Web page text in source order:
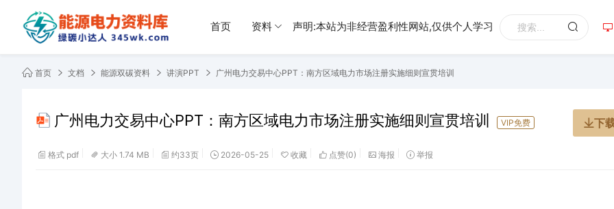
首页 资料 声明:本站为非经营盈利性网站,仅供个人学习
首页 文档 能源双碳资料 讲演PPT 广州电力交易中心PPT：南方区域电力市场注册实施细则宣贯培训
广州电力交易中心PPT：南方区域电力市场注册实施细则宣贯培训 VIP免费 下
格式 pdf 大小 1.74 MB 约33页 2026-05-25 收藏 点赞(0) 海报 举报